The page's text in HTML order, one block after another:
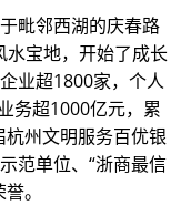
毗邻西湖的庆春路
水宝地，开始了成长
业超1800家，个人
务超1000亿元，累
州文明服务百优银
范单位、“浙商最信
。